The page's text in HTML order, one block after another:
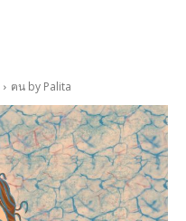
ฅน by Palita